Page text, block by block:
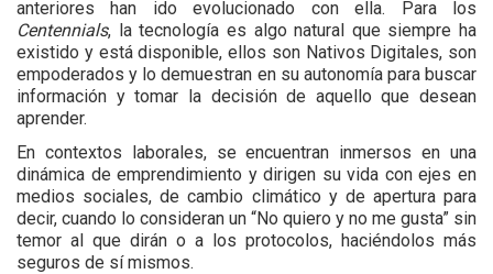
Centennials, la tecnología es algo natural que siempre ha
existido y está disponible, ellos son Nativos Digitales, son
empoderados y lo demuestran en su autonomía para buscar
información y tomar la decisión de aquello que desean
aprender.
En contextos laborales, se encuentran inmersos en una
dinámica de emprendimiento y dirigen su vida con ejes en
medios sociales, de cambio climático y de apertura para
decir, cuando lo consideran un “No quiero y no me gusta” sin
temor al que dirán o a los protocolos, haciéndolos más
seguros de sí mismos.